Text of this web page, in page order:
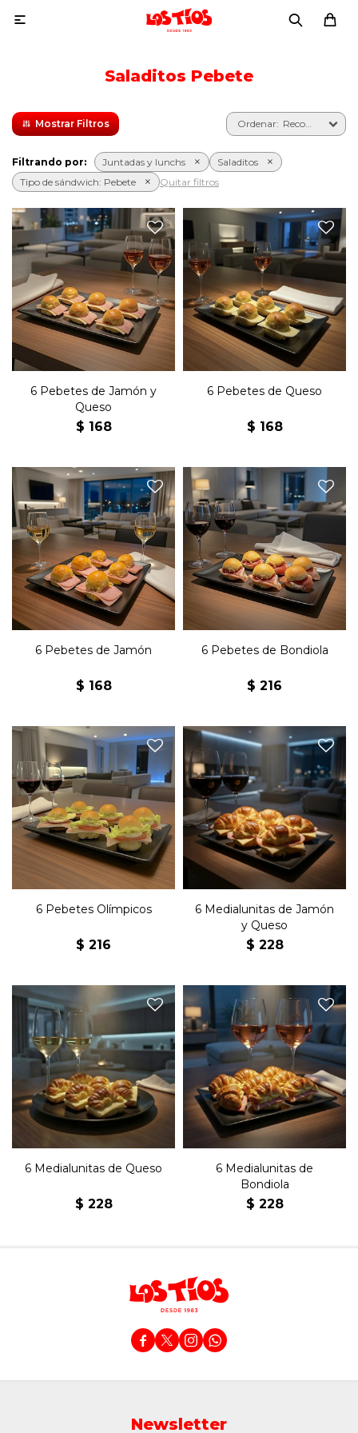

Saladitos Pebete
Recomendados
Filtrando por: Juntadas y lunchs
Saladitos
Tipo de sándwich: Pebete Quitar filtros
Seis pebetes con jamón,
queso y manteca.
6 Pebetes de Jamón y
Queso
$ 168
Seis pebetes con queso y
manteca.
6 Pebetes de Queso
$ 168
Seis pebetes con jamón y
manteca.
6 Pebetes de Jamón
$ 168
Seis pebetes de bondiola y
manteca.
6 Pebetes de Bondiola
$ 216
Seis pebetes olímpicos con
jamón, queso, lechuga,
tomate, huevo duro,
manteca y mayonesa.
6 Pebetes Olímpicos
$ 216
Seis medialunas de copetín
con jamón, queso y
manteca.
6 Medialunitas de Jamón
y Queso
$ 228
Seis medialunas de copetín
con queso y manteca.
6 Medialunitas de Queso
$ 228
Seis medialunas de copetín
con bondiola y manteca.
6 Medialunitas de
Bondiola
$ 228
   
Newsletter